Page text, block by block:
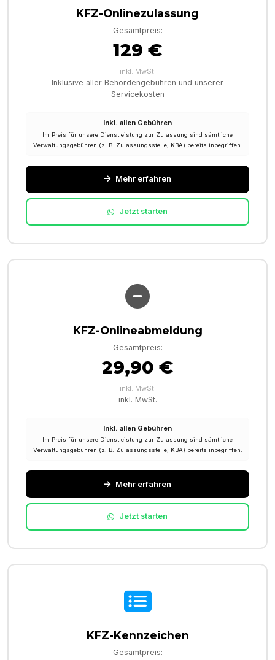
KFZ-Onlinezulassung
Gesamtpreis:
129 €
inkl. MwSt.
Inklusive aller Behördengebühren und unserer
Servicekosten
Inkl. allen Gebühren
Im Preis für unsere Dienstleistung zur Zulassung sind sämtliche
Verwaltungsgebühren (z. B. Zulassungsstelle, KBA) bereits inbegriffen.
Mehr erfahren
Jetzt starten
KFZ-Onlineabmeldung
Gesamtpreis:
29,90 €
inkl. MwSt.
inkl. MwSt.
Inkl. allen Gebühren
Im Preis für unsere Dienstleistung zur Zulassung sind sämtliche
Verwaltungsgebühren (z. B. Zulassungsstelle, KBA) bereits inbegriffen.
Mehr erfahren
Jetzt starten
KFZ-Kennzeichen
Gesamtpreis: